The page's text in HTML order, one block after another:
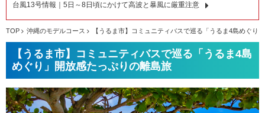
台風13号情報｜5日～8日頃にかけて高波と暴風に厳重注意
TOP 沖縄のモデルコース 【うるま市】コミュニティバスで巡る「うるま4島めぐり
【うるま市】コミュニティバスで巡る「うるま4島
めぐり」開放感たっぷりの離島旅